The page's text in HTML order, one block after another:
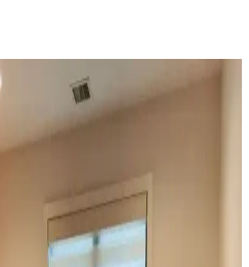
Trendleri: Konfor ve
Anlamak
ince ve sentetik trendler konfordan
gibi doğal malzemeler dayanıklılık ve
deneyimleri ve alternatif çözümler bu
Rahat Koltuk Yerleşimi